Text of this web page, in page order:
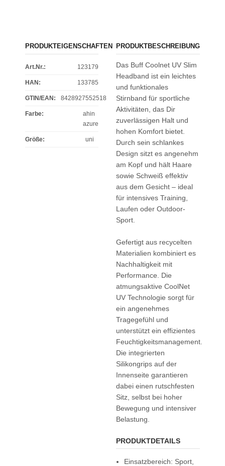
PRODUKTEIGENSCHAFTEN
Art.Nr.: 123179
HAN: 133785
GTIN/EAN: 8428927552518
Farbe:
ahin
azure
Größe: uni
PRODUKTBESCHREIBUNG
Das Buff Coolnet UV Slim
Headband ist ein leichtes
und funktionales
Stirnband für sportliche
Aktivitäten, das Dir
zuverlässigen Halt und
hohen Komfort bietet.
Durch sein schlankes
Design sitzt es angenehm
am Kopf und hält Haare
sowie Schweiß effektiv
aus dem Gesicht – ideal
für intensives Training,
Laufen oder Outdoor-
Sport.
Gefertigt aus recycelten
Materialien kombiniert es
Nachhaltigkeit mit
Performance. Die
atmungsaktive CoolNet
UV Technologie sorgt für
ein angenehmes
Tragegefühl und
unterstützt ein effizientes
Feuchtigkeitsmanagement.
Die integrierten
Silikongrips auf der
Innenseite garantieren
dabei einen rutschfesten
Sitz, selbst bei hoher
Bewegung und intensiver
Belastung.
PRODUKTDETAILS
Einsatzbereich: Sport,